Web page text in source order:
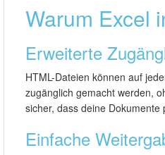
Warum Excel
Erweiterte
HTML-Dateien können auf
zugänglich gemacht werden,
sicher, dass deine
Einfache